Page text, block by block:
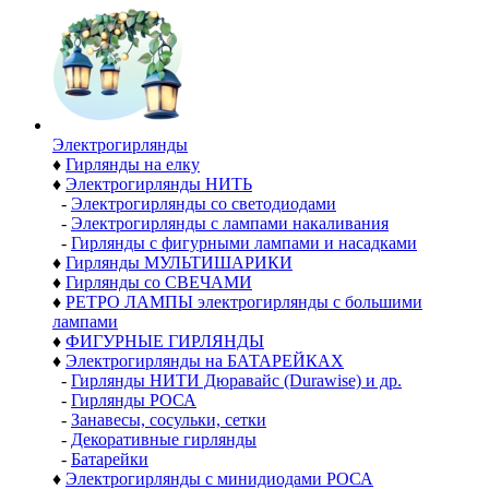
Электро­гирлянды
♦ Гирлянды на елку
♦ Электрогирлянды НИТЬ
- Электрогирлянды со светодиодами
- Электрогирлянды с лампами накаливания
- Гирлянды с фигурными лампами и насадками
♦ Гирлянды МУЛЬТИШАРИКИ
♦ Гирлянды со СВЕЧАМИ
♦ РЕТРО ЛАМПЫ электрогирлянды с большими
лампами
♦ ФИГУРНЫЕ ГИРЛЯНДЫ
♦ Электрогирлянды на БАТАРЕЙКАХ
- Гирлянды НИТИ Дюравайс (Durawise) и др.
- Гирлянды РОСА
- Занавесы, сосульки, сетки
- Декоративные гирлянды
- Батарейки
♦ Электрогирлянды с минидиодами РОСА